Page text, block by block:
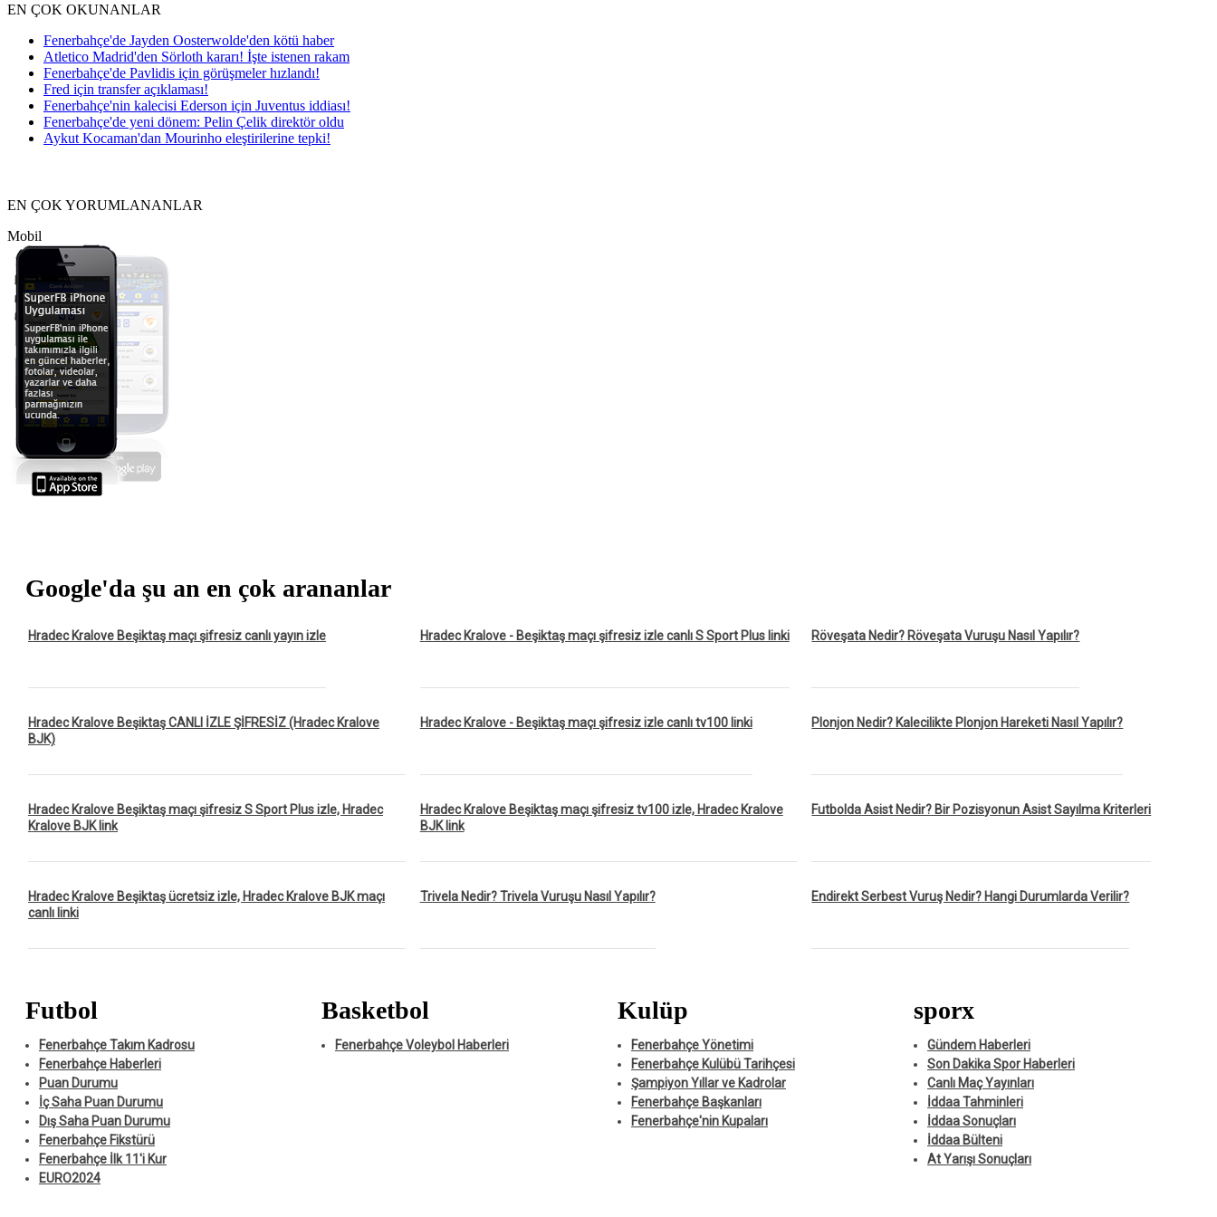
EN ÇOK OKUNANLAR
Fenerbahçe'de Jayden Oosterwolde'den kötü haber
Atletico Madrid'den Sörloth kararı! İşte istenen rakam
Fenerbahçe'de Pavlidis için görüşmeler hızlandı!
Fred için transfer açıklaması!
Fenerbahçe'nin kalecisi Ederson için Juventus iddiası!
Fenerbahçe'de yeni dönem: Pelin Çelik direktör oldu
Aykut Kocaman'dan Mourinho eleştirilerine tepki!
EN ÇOK YORUMLANANLAR
Mobil
Google'da şu an en çok arananlar
Hradec Kralove Beşiktaş maçı şifresiz canlı yayın izle
Hradec Kralove Beşiktaş CANLI İZLE ŞİFRESİZ (Hradec Kralove
BJK)
Hradec Kralove Beşiktaş maçı şifresiz S Sport Plus izle, Hradec
Kralove BJK link
Hradec Kralove Beşiktaş ücretsiz izle, Hradec Kralove BJK maçı
canlı linki
Hradec Kralove - Beşiktaş maçı şifresiz izle canlı S Sport Plus linki
Hradec Kralove - Beşiktaş maçı şifresiz izle canlı tv100 linki
Hradec Kralove Beşiktaş maçı şifresiz tv100 izle, Hradec Kralove
BJK link
Trivela Nedir? Trivela Vuruşu Nasıl Yapılır?
Röveşata Nedir? Röveşata Vuruşu Nasıl Yapılır?
Plonjon Nedir? Kalecilikte Plonjon Hareketi Nasıl Yapılır?
Futbolda Asist Nedir? Bir Pozisyonun Asist Sayılma Kriterleri
Endirekt Serbest Vuruş Nedir? Hangi Durumlarda Verilir?
Futbol
Fenerbahçe Takım Kadrosu
Fenerbahçe Haberleri
Puan Durumu
İç Saha Puan Durumu
Dış Saha Puan Durumu
Fenerbahçe Fikstürü
Fenerbahçe İlk 11'i Kur
EURO2024
Basketbol
Fenerbahçe Voleybol Haberleri
Kulüp
Fenerbahçe Yönetimi
Fenerbahçe Kulübü Tarihçesi
Şampiyon Yıllar ve Kadrolar
Fenerbahçe Başkanları
Fenerbahçe'nin Kupaları
sporx
Gündem Haberleri
Son Dakika Spor Haberleri
Canlı Maç Yayınları
İddaa Tahminleri
İddaa Sonuçları
İddaa Bülteni
At Yarışı Sonuçları